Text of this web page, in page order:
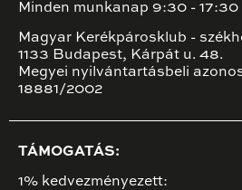
Minden munkanap 9:30 -
Magyar Kerékpárosklub -
1133 Budapest, Kárpát u. 48.
Megyei nyilvántartásbeli
18881/2002
TÁMOGATÁS:
1% kedvezményezett: